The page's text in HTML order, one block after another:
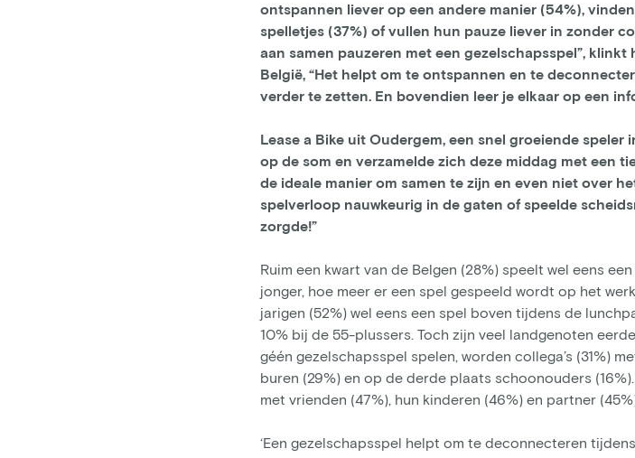
ontspannen liever op een andere manier (54%),
spelletjes (37%) of vullen hun pauze liever in zonder
aan samen pauzeren met een gezelschapsspel”,
België, “Het helpt om te ontspannen en te
verder te zetten. En bovendien leer je elkaar op een
Lease a Bike uit Oudergem, een snel groeiende
op de som en verzamelde zich deze middag met een
de ideale manier om samen te zijn en even niet over
spelverloop nauwkeurig in de gaten of speelde
zorgde!”
Ruim een kwart van de Belgen (28%) speelt wel eens
jonger, hoe meer er een spel gespeeld wordt op het
jarigen (52%) wel eens een spel boven tijdens de
10% bij de 55-plussers. Toch zijn veel landgenoten
géén gezelschapsspel spelen, worden collega’s (31%)
buren (29%) en op de derde plaats schoonouders
met vrienden (47%), hun kinderen (46%) en partner
‘Een gezelschapsspel helpt om te deconnecteren